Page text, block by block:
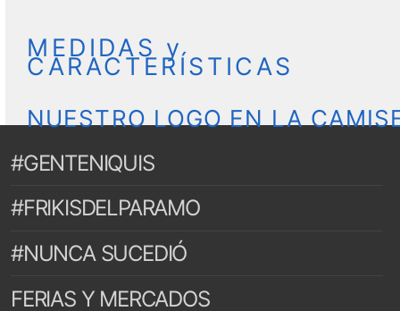
MEDIDAS y
CARACTERÍSTICAS
NUESTRO LOGO EN LA
#GENTENIQUIS
#FRIKISDELPARAMO
#NUNCA SUCEDIÓ
FERIAS Y MERCADOS